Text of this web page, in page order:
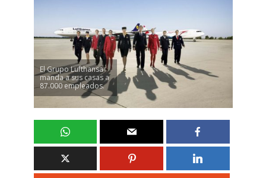
El Grupo Lufthansa
manda a sus casas a
87.000 empleados.